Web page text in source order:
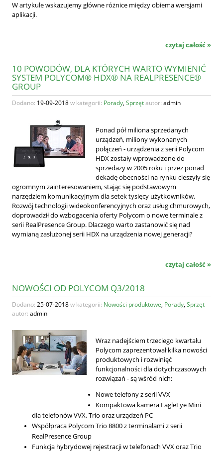
W artykule wskazujemy główne różnice między obiema wersjami
aplikacji.
czytaj całość »
10 POWODÓW, DLA KTÓRYCH WARTO WYMIENIĆ
SYSTEM POLYCOM® HDX® NA REALPRESENCE®
GROUP
Dodano: 19-09-2018w kategorii: Porady, Sprzętautor: admin
Ponad pół miliona sprzedanych
urządzeń, miliony wykonanych
połączeń - urządzenia z serii Polycom
HDX zostały wprowadzone do
sprzedaży w 2005 roku i przez ponad
dekadę obecności na rynku cieszyły się
ogromnym zainteresowaniem, stając się podstawowym
narzędziem komunikacyjnym dla setek tysięcy użytkowników.
Rozwój technologii wideokonferencyjnych oraz usług chmurowych,
doprowadził do wzbogacenia oferty Polycom o nowe terminale z
serii RealPresence Group. Dlaczego warto zastanowić się nad
wymianą zasłużonej serii HDX na urządzenia nowej generacji?
czytaj całość »
NOWOŚCI OD POLYCOM Q3/2018
Dodano: 25-07-2018w kategorii: Nowości produktowe, Porady, Sprzęt
autor: admin
Wraz nadejściem trzeciego kwartału
Polycom zaprezentował kilka nowości
produktowych i rozwinięć
funkcjonalności dla dotychczasowych
rozwiązań - są wśród nich:
Nowe telefony z serii VVX
Kompaktowa kamera EagleEye Mini
dla telefonów VVX, Trio oraz urządzeń PC
Współpraca Polycom Trio 8800 z terminalami z serii
RealPresence Group
Funkcja hybrydowej rejestracji w telefonach VVX oraz Trio